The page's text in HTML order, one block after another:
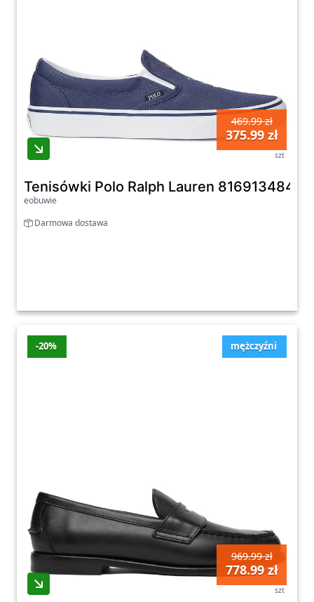
469.99 zł
375.99 zł
szt
Tenisówki Polo Ralph Lauren
eobuwie
Darmowa dostawa
mężczyźni
-20%
969.99 zł
778.99 zł
szt